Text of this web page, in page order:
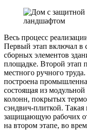
Весь процесс
Первый этап включал в
сборных элементов
площадке. Второй этап
местного ручного
построена
состоящая из
колонн, покрытых
сэндвич-плиткой. Такая
защищающую рабочих
на втором этапе, во